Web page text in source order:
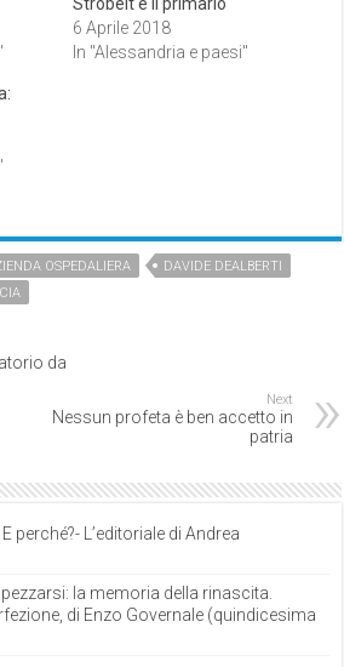
6 Aprile 2018
In "Alessandria e paesi"
OSPEDALIERA
DAVIDE DEALBERTI
da
Next
Nessun profeta è ben accetto in
patria
perché?- L’editoriale di Andrea
la memoria della rinascita.
di Enzo Governale (quindicesima